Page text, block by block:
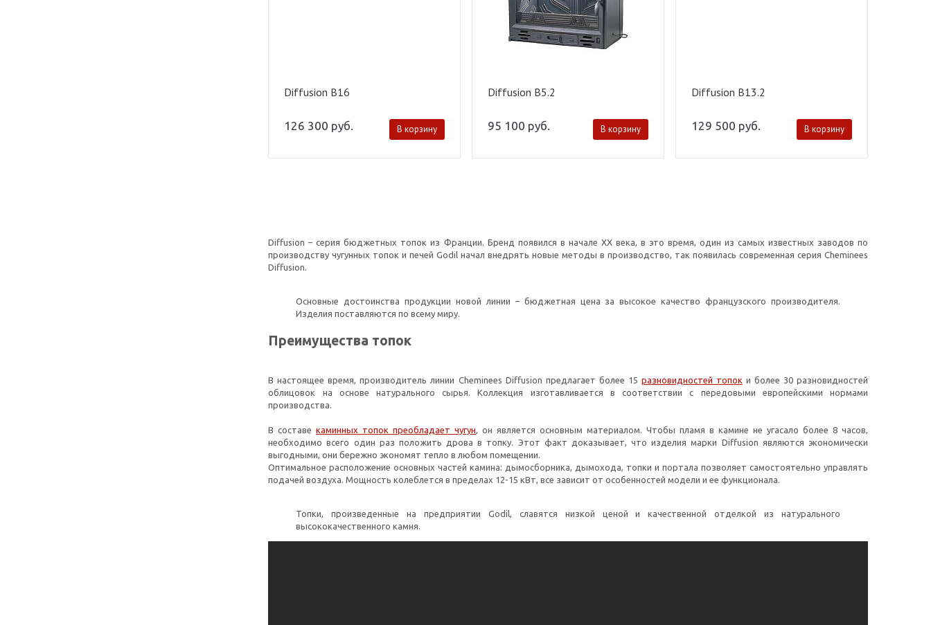
Diffusion B16
126 300 руб. В корзину
Diffusion B5.2
95 100 руб. В корзину
Diffusion B13.2
129 500 руб. В корзину
Diffusion – серия бюджетных топок из Франции. Бренд появился в начале XX века, в это время, один из самых известных заводов по
производству чугунных топок и печей Godil начал внедрять новые методы в производство, так появилась современная серия Cheminees
Diffusion.
Основные достоинства продукции новой линии – бюджетная цена за высокое качество французского производителя.
Изделия поставляются по всему миру.
Преимущества топок
В настоящее время, производитель линии Cheminees Diffusion предлагает более 15 разновидностей топок и более 30 разновидностей
облицовок на основе натурального сырья. Коллекция изготавливается в соответствии с передовыми европейскими нормами
производства.
В составекаминных топок преобладает чугун , он является основным материалом. Чтобы пламя в камине не угасало более 8 часов,
необходимо всего один раз положить дрова в топку. Этот факт доказывает, что изделия марки Diffusion являются экономически
выгодными, они бережно экономят тепло в любом помещении.
Оптимальное расположение основных частей камина: дымосборника, дымохода, топки и портала позволяет самостоятельно управлять
подачей воздуха. Мощность колеблется в пределах 12-15 кВт, все зависит от особенностей модели и ее функционала.
Топки, произведенные на предприятии Godil, славятся низкой ценой и качественной отделкой из натурального
высококачественного камня.